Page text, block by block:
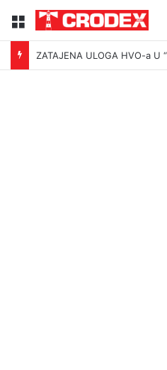
Menu
ZATAJENA ULOGA HVO-a U